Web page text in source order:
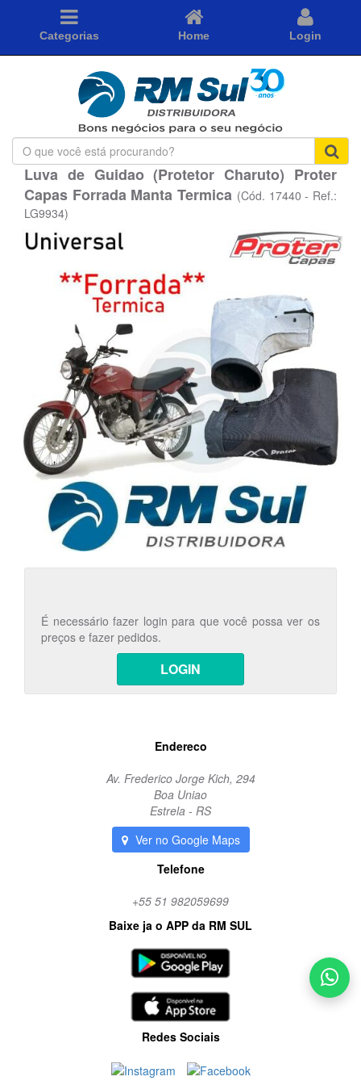
Categorias Home Login
O
que
você
está
procurando?
Luva de Guidao (Protetor Charuto) Proter
Capas Forrada Manta Termica (Cód. 17440 - Ref.:
LG9934)
É necessário fazer login para que você possa ver os
preços e fazer pedidos.
LOGIN
Endereco
Av. Frederico Jorge Kich, 294
Boa Uniao
Estrela - RS
Ver no Google Maps
Telefone
+55 51 982059699
Baixe ja o APP da RM SUL
Redes Sociais